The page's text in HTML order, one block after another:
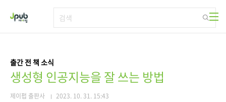
출간 전 책 소식
생성형 인공지능을 잘 쓰는 방법
제이펍 출판사 2023. 10. 31. 15:43